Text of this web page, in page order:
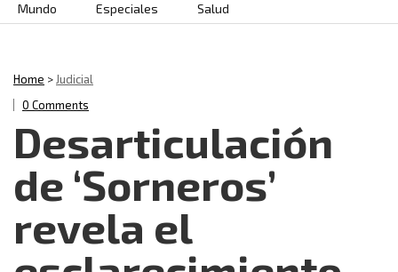
Mundo
Especiales Salud
Home >Judicial
0 Comments
Desarticulación
de ‘Sorneros’
revela el